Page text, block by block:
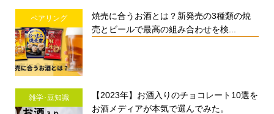
ペアリング
焼売に合うお酒とは？新発売の3種類の焼
売とビールで最高の組み合わせを検...
雑学･豆知識
【2023年】お酒入りのチョコレート10選を
お酒メディアが本気で選んでみた。